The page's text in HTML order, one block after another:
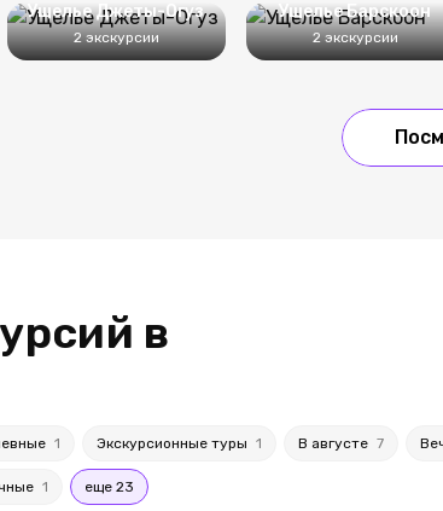
Ущелье Джеты-Огуз
2 экскурсии
Ущелье Барскоон
2 экскурсии
в
1 Экскурсионные туры 1 В августе 7
1 еще 23